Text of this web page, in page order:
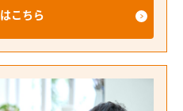
こちら